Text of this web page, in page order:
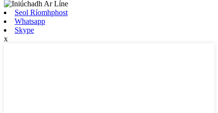
Seol Ríomhphost
Whatsapp
Skype
x